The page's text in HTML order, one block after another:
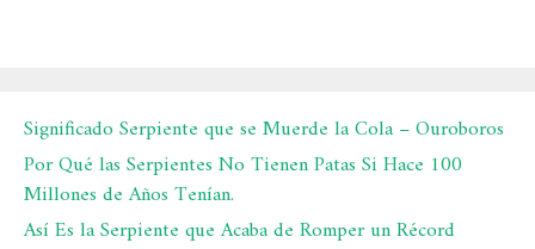
Significado Serpiente que se Muerde la Cola – Ouroboros
Por Qué las Serpientes No Tienen Patas Si Hace 100
Millones de Años Tenían.
Así Es la Serpiente que Acaba de Romper un Récord